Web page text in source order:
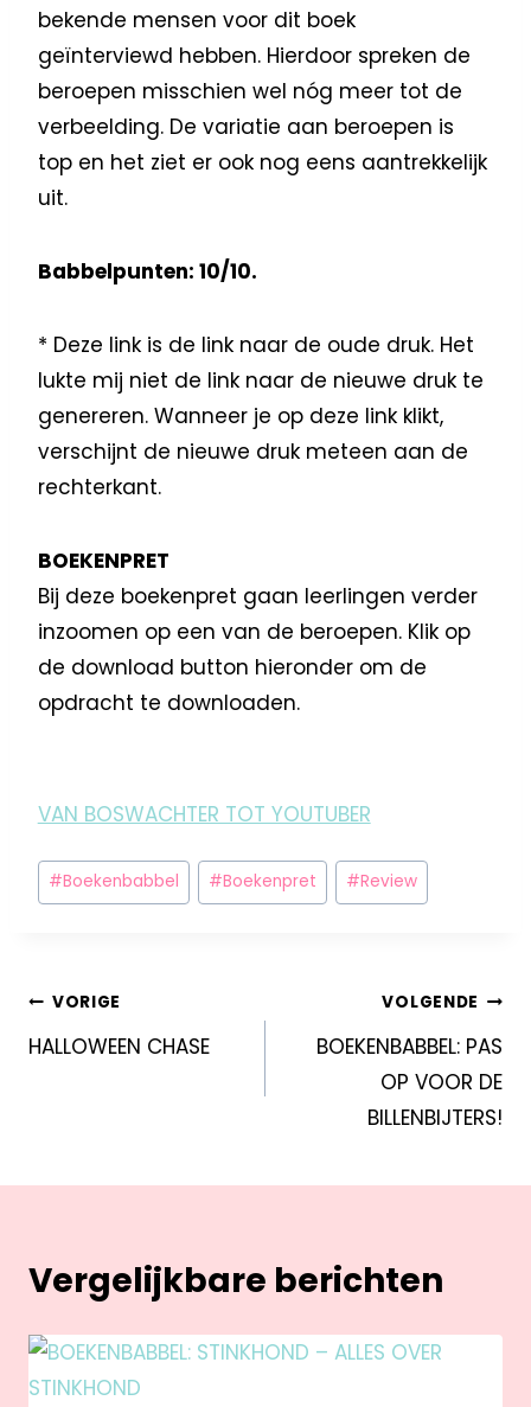
bekende mensen voor dit boek
geïnterviewd hebben. Hierdoor spreken de
beroepen misschien wel nóg meer tot de
verbeelding. De variatie aan beroepen is
top en het ziet er ook nog eens aantrekkelijk
uit.
Babbelpunten: 10/10.
* Deze link is de link naar de oude druk. Het
lukte mij niet de link naar de nieuwe druk te
genereren. Wanneer je op deze link klikt,
verschijnt de nieuwe druk meteen aan de
rechterkant.
BOEKENPRET
Bij deze boekenpret gaan leerlingen verder
inzoomen op een van de beroepen. Klik op
de download button hieronder om de
opdracht te downloaden.
VAN BOSWACHTER TOT YOUTUBER
#Boekenbabbel #Boekenpret #Review
VORIGE
HALLOWEEN CHASE
VOLGENDE
BOEKENBABBEL: PAS
OP VOOR DE
BILLENBIJTERS!
Vergelijkbare berichten